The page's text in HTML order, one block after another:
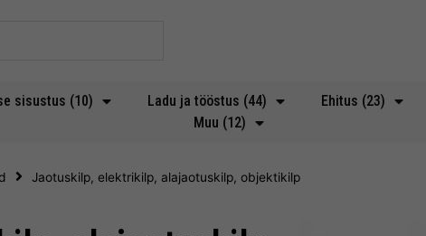
sisustus (10) Ladu ja tööstus (44) Ehitus (23)
Muu (12)
Jaotuskilp, elektrikilp, alajaotuskilp, objektikilp